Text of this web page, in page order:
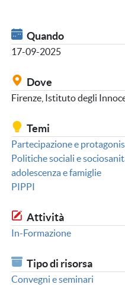
Quando
17-09-2025
Dove
Firenze, Istituto degli
Temi
Partecipazione e
Politiche sociali e
adolescenza e famiglie
PIPPI
Attività
In-Formazione
Tipo di risorsa
Convegni e seminari